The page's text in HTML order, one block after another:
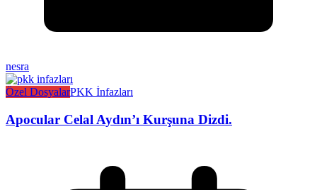
nesra
Özel DosyalarPKK İnfazları
Apocular Celal Aydın’ı Kurşuna Dizdi.